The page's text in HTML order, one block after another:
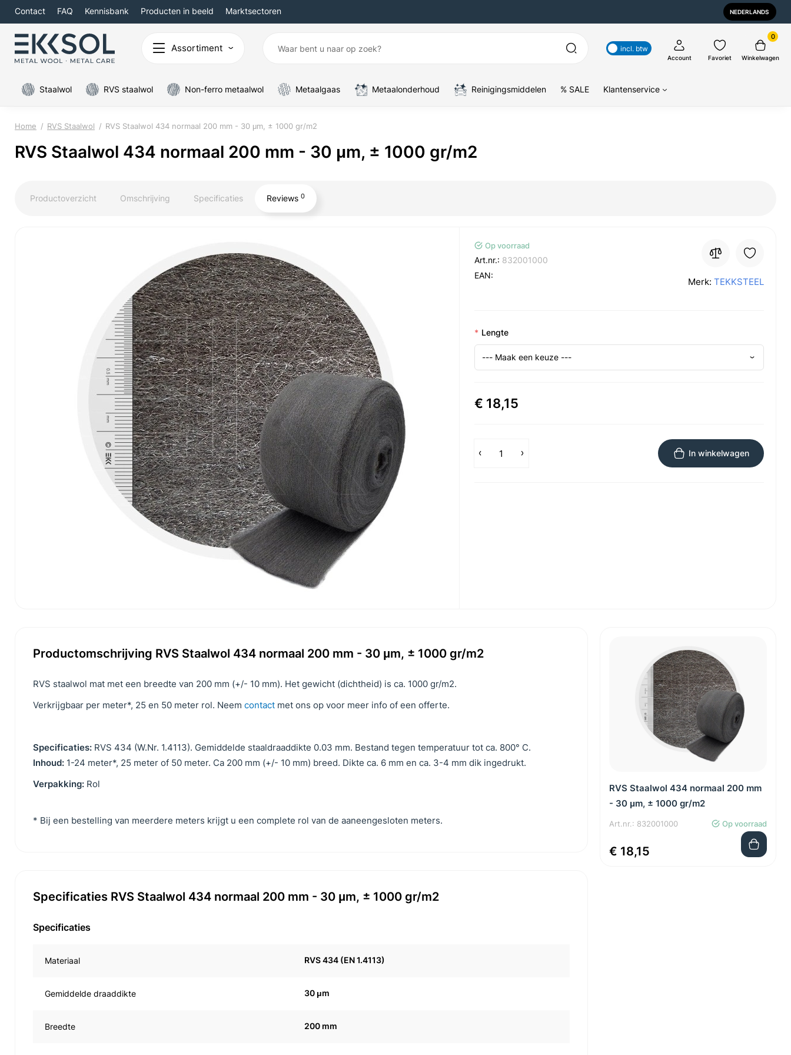
Contact FAQ Kennisbank Producten in beeld Marktsectoren NEDERLANDS
Assortiment incl. btw
Account Favoriet
0
Winkelwagen
Staalwol RVS staalwol Non-ferro metaalwol Metaalgaas Metaalonderhoud Reinigingsmiddelen % SALE Klantenservice
Home RVS Staalwol RVS Staalwol 434 normaal 200 mm - 30 μm, ± 1000 gr/m2
RVS Staalwol 434 normaal 200 mm - 30 μm, ± 1000 gr/m2
Productoverzicht Omschrijving Specificaties Reviews 0
Op voorraad
Art.nr.: 832001000
EAN:
Merk: TEKKSTEEL
Lengte
€ 18,15
In winkelwagen
Productomschrijving RVS Staalwol 434 normaal 200 mm - 30 μm, ± 1000 gr/m2
RVS staalwol mat met een breedte van 200 mm (+/- 10 mm). Het gewicht (dichtheid) is ca. 1000 gr/m2.
Verkrijgbaar per meter*, 25 en 50 meter rol. Neem contact met ons op voor meer info of een offerte.
Specificaties: RVS 434 (W.Nr. 1.4113). Gemiddelde staaldraaddikte 0.03 mm. Bestand tegen temperatuur tot ca. 800° C.
Inhoud: 1-24 meter*, 25 meter of 50 meter. Ca 200 mm (+/- 10 mm) breed. Dikte ca. 6 mm en ca. 3-4 mm dik ingedrukt.
Verpakking: Rol
* Bij een bestelling van meerdere meters krijgt u een complete rol van de aaneengesloten meters.
Specificaties RVS Staalwol 434 normaal 200 mm - 30 μm, ± 1000 gr/m2
Specificaties
Materiaal RVS 434 (EN 1.4113)
Gemiddelde draaddikte 30 μm
Breedte 200 mm
RVS Staalwol 434 normaal 200 mm
- 30 μm, ± 1000 gr/m2
Art.nr.: 832001000 Op voorraad
€ 18,15